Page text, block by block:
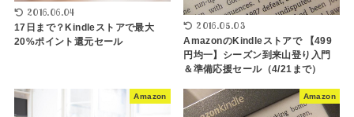
2016.06.04
17日まで？Kindleストアで最大
20%ポイント還元セール
2016.05.03
AmazonのKindleストアで 【499
円均一】シーズン到来山登り入門
＆準備応援セール（4/21まで）
Amazon Amazon